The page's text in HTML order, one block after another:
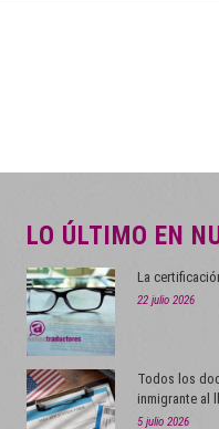
LO ÚLTIMO EN
La
22 julio 2026
Todos los
inmigrante al
5 julio 2026